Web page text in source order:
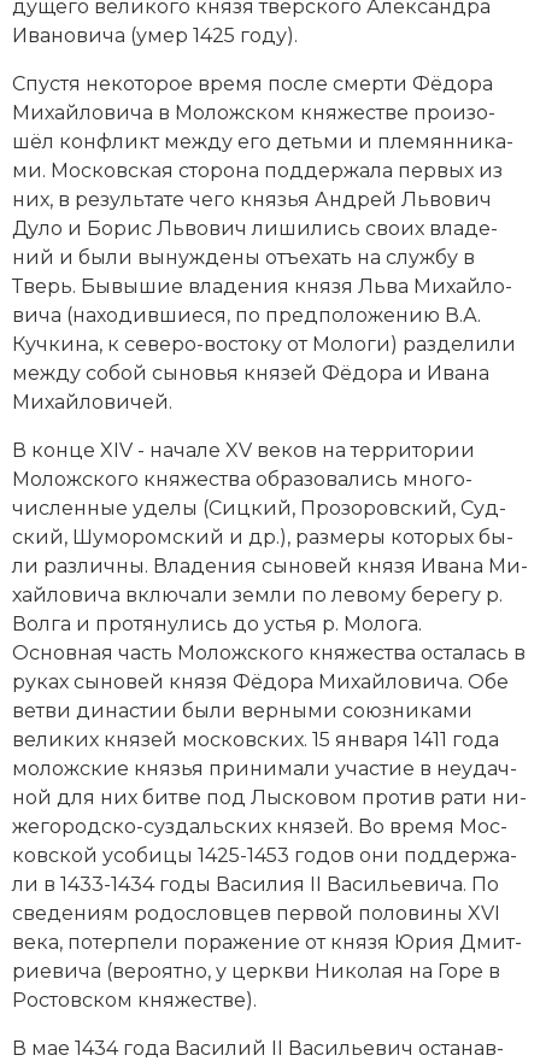
ду­ще­го великого князя твер­ско­го Алек­сан­д­ра
Ива­но­ви­ча (умер 1425 году).
Спус­тя не­ко­то­рое вре­мя по­сле смер­ти Фё­до­ра
Ми­хай­ло­ви­ча в Моложском княжестве про­изо­
шёл кон­фликт ме­ж­ду его деть­ми и пле­мян­ни­ка­
ми. Московская сто­ро­на под­дер­жа­ла пер­вых из
них, в ре­зуль­та­те че­го кня­зья Ан­д­рей Льво­вич
Ду­ло и Бо­рис Льво­вич ли­ши­лись сво­их вла­де­
ний и бы­ли вы­ну­ж­де­ны отъ­е­хать на служ­бу в
Тверь. Бывышие вла­де­ния князя Льва Ми­хай­ло­
ви­ча (на­хо­див­шие­ся, по пред­по­ло­же­нию В.А.
Куч­ки­на, к се­ве­ро-вос­то­ку от Мо­ло­ги) раз­де­ли­ли
ме­ж­ду со­бой сы­но­вья кня­зей Фё­до­ра и Ива­на
Ми­хай­ло­ви­чей.
В конце XIV - начале XV веков на тер­ри­то­рии
Моложского княжества об­ра­зо­ва­лись мно­го­
численные уде­лы (Сиц­кий, Про­зо­ров­ский, Суд­
ский, Шу­мо­ром­ский и др.), раз­ме­ры ко­то­рых бы­
ли раз­лич­ны. Вла­де­ния сы­но­вей князя Ива­на Ми­
хай­ло­ви­ча вклю­ча­ли зем­ли по ле­во­му бе­ре­гу р.
Вол­га и про­тя­ну­лись до устья р. Мо­ло­га.
Основная часть Моложского княжества ос­та­лась в
ру­ках сы­но­вей князя Фё­до­ра Ми­хай­ло­ви­ча. Обе
вет­ви ди­на­стии бы­ли вер­ны­ми со­юз­ни­ка­ми
великих кня­зей мо­с­ков­ских. 15 января 1411 года
мо­лож­ские кня­зья при­ни­ма­ли уча­стие в не­удач­
ной для них бит­ве под Лыс­ко­вом про­тив ра­ти ни­
же­го­род­ско-суз­даль­ских кня­зей. Во вре­мя Мо­с­
ков­ской усо­би­цы 1425-1453 годов они под­дер­жа­
ли в 1433-1434 годы Ва­си­лия II Ва­силь­е­ви­ча. По
све­де­ни­ям ро­до­слов­цев первой половины XVI
века, по­тер­пе­ли по­ра­же­ние от князя Юрия Дмит­
рие­ви­ча (ве­ро­ят­но, у церкви Ни­ко­лая на Го­ре в
Рос­тов­ском княжестве).
В мае 1434 года Ва­си­лий II Ва­силь­е­вич ос­та­нав­